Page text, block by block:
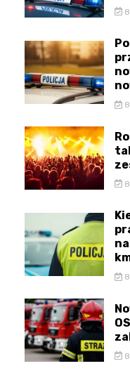
8
8
8
8
8